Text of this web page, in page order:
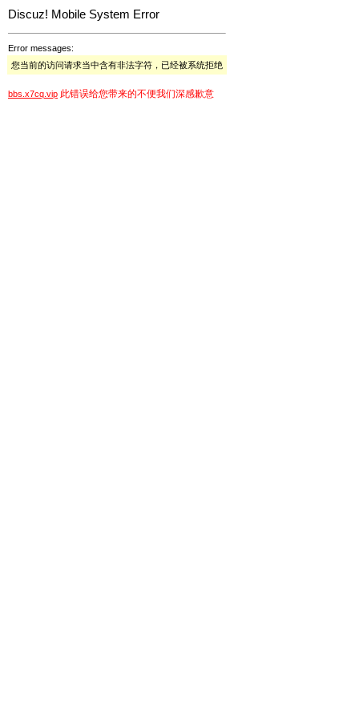
Discuz! Mobile System Error
Error messages:
您当前的访问请求当中含有非法字符，已经被系统拒绝
bbs.x7cq.vip 此错误给您带来的不便我们深感歉意